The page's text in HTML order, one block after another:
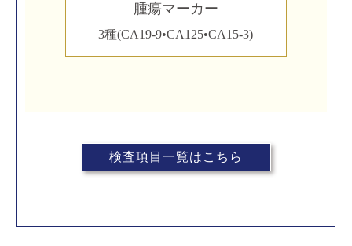
腫瘍マーカー
3種(CA19-9•CA125•CA15-3)
検査項目一覧はこちら